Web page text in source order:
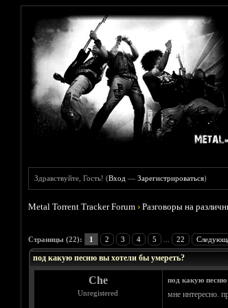
Здравствуйте, Гость! (Вход —Зарегистрироваться)
Metal Torrent Tracker Forum ›Разговоры на
Страницы (22): 1 2 3 4 5 22
Голосов: 4 - Средняя
1
2
3
4
5
под какую песню вы хотели бы умереть?
Che
Unregistered
под какую
мне интересно.